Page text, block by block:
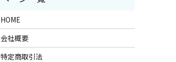
HOME
会社概要
特定商取引法